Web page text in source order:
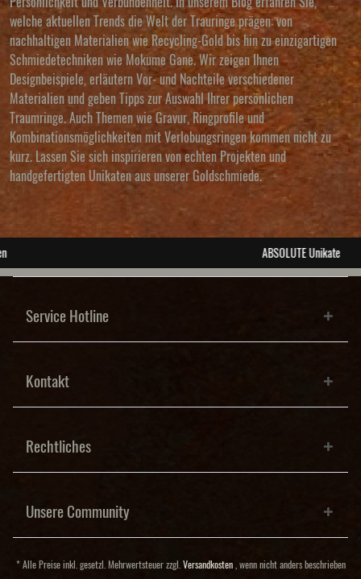
Persönlichkeit und Verbundenheit. In unserem Blog erfahren Sie,
welche aktuellen Trends die Welt der Trauringe prägen: von
nachhaltigen Materialien wie Recycling-Gold bis hin zu einzigartigen
Schmiedetechniken wie Mokume Gane. Wir zeigen Ihnen
Designbeispiele, erläutern Vor- und Nachteile verschiedener
Materialien und geben Tipps zur Auswahl Ihrer persönlichen
Traumringe. Auch Themen wie Gravur, Ringprofile und
Kombinationsmöglichkeiten mit Verlobungsringen kommen nicht zu
kurz. Lassen Sie sich inspirieren von echten Projekten und
handgefertigten Unikaten aus unserer Goldschmiede.
Service Hotline
Kontakt
Rechtliches
Unsere Community
* Alle Preise inkl. gesetzl. Mehrwertsteuer zzgl. Versandkosten, wenn nicht anders beschrieben